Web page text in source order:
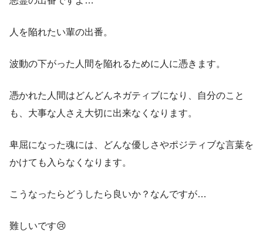
人を陥れたい輩の出番。
波動の下がった人間を陥れるために人に憑きます。
憑かれた人間はどんどんネガティブになり、自分のこと
も、大事な人さえ大切に出来なくなります。
卑屈になった魂には、どんな優しさやポジティブな言葉を
かけても入らなくなります。
こうなったらどうしたら良いか？なんですが…
難しいです😢